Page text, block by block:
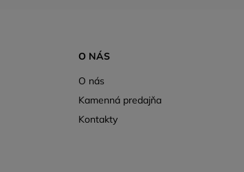
O NÁS
O nás
Kamenná predajňa
Kontakty